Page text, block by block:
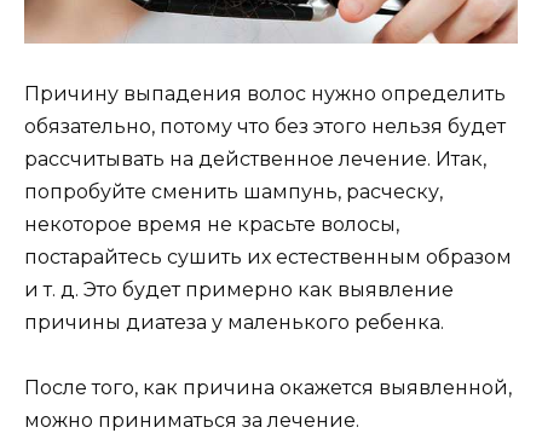
Причину выпадения волос нужно определить
обязательно, потому что без этого нельзя будет
рассчитывать на действенное лечение. Итак,
попробуйте сменить шампунь, расческу,
некоторое время не красьте волосы,
постарайтесь сушить их естественным образом
и т. д. Это будет примерно как выявление
причины диатеза у маленького ребенка.
После того, как причина окажется выявленной,
можно приниматься за лечение.